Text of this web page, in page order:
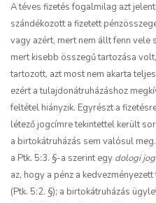
A téves fizetés fogalmilag azt
szándékozott a fizetett
vagy azért, mert nem állt fenn vele
mert kisebb összegű tartozása
tartozott, azt most nem akarta
ezért a tulajdonátruházáshoz
feltétel hiányzik. Egyrészt a
létező jogcímre tekintettel került
a birtokátruházás sem valósul
a Ptk. 5:3. §-a szerint egy dologi
az, hogy a pénz a
(Ptk. 5:2. §); a birtokátruházás